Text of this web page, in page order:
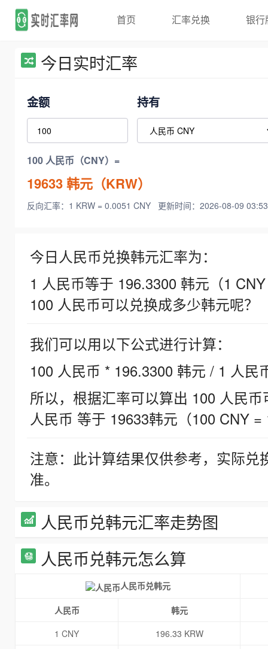
首页 汇率兑换 银行
今日实时汇率
金额 持有
100 人民币（CNY）=
19633韩元（KRW）
反向汇率：1 KRW = 0.0051 CNY 更新时间：2026-08-09
今日人民币兑换韩元汇率为：
1 人民币等于 196.3300 韩元（1
100 人民币可以兑换成多少韩元呢？
我们可以用以下公式进行计算：
100 人民币 * 196.3300 韩元 / 1 人民
所以，根据汇率可以算出 100 人民
人民币 等于 19633韩元（100 CNY =
注意：此计算结果仅供参考，实际
准。
人民币兑韩元汇率走势图
人民币兑韩元怎么算
人民币兑韩元
人民币
韩元
1 CNY
196.33 KRW